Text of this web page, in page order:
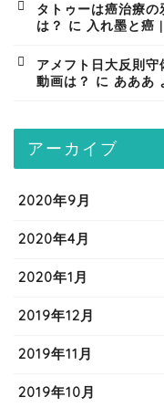
タトゥーは癌治療
は？ に 入れ墨と
アメフト日大反則
動画は？ に あああ
アーカイブ
2020年9月
2020年4月
2020年1月
2019年12月
2019年11月
2019年10月